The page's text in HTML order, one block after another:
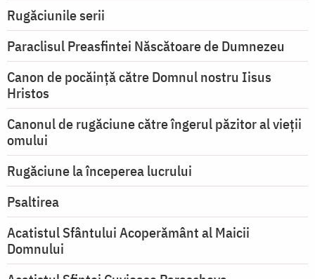
Rugăciunile serii
Paraclisul Preasfintei Născătoare de Dumnezeu
Canon de pocăință către Domnul nostru Iisus
Hristos
Canonul de rugăciune către îngerul păzitor al vieții
omului
Rugăciune la începerea lucrului
Psaltirea
Acatistul Sfântului Acoperământ al Maicii
Domnului